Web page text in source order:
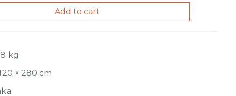
Add to cart
kg
× 280 cm